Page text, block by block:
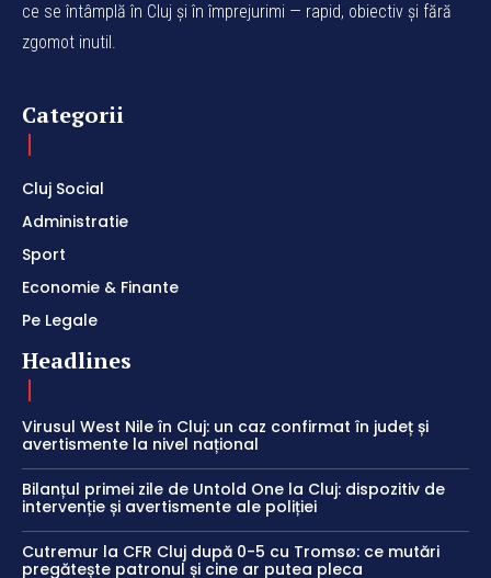
ce se întâmplă în Cluj și în împrejurimi — rapid, obiectiv și fără
zgomot inutil.
Categorii
Cluj Social
Administratie
Sport
Economie & Finante
Pe Legale
Headlines
Virusul West Nile în Cluj: un caz confirmat în județ și
avertismente la nivel național
Bilanțul primei zile de Untold One la Cluj: dispozitiv de
intervenție și avertismente ale poliției
Cutremur la CFR Cluj după 0-5 cu Tromsø: ce mutări
pregătește patronul și cine ar putea pleca